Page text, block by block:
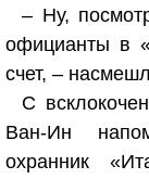
– Ну,
официанты в
счет, –
С
Ван-Ин
охранник